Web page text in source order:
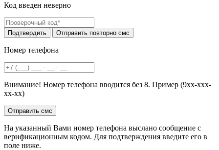
Код введен неверно
Номер телефона
Внимание! Номер телефона вводится без 8. Пример (9хх-ххх-
хх-хх)
На указанный Вами номер телефона выслано сообщение с
верификационным кодом. Для подтверждения введите его в
поле ниже.